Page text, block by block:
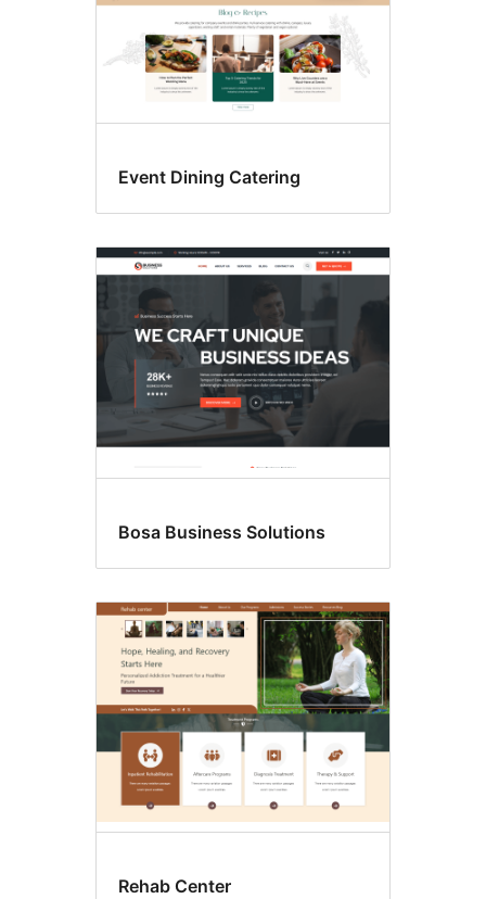
Event Dining Catering
Bosa Business Solutions
Rehab Center